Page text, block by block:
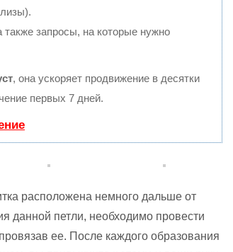
запросы, на которые нужно
, она ускоряет продвижение в десятки
первых 7 дней.
расположена немного дальше от
данной петли, необходимо провести
ее. После каждого образования